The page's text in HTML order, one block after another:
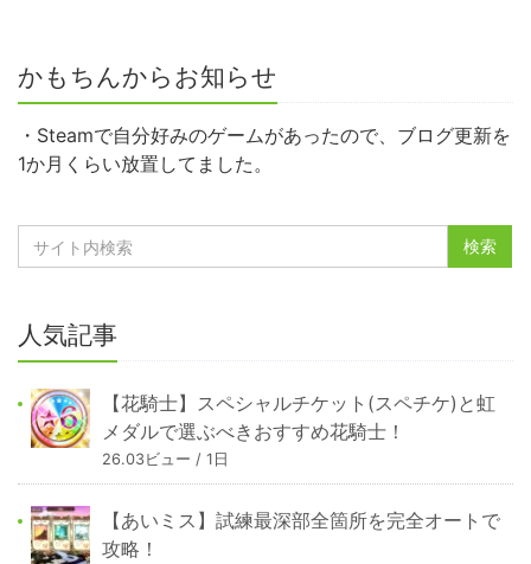
かもちんからお知らせ
・Steamで自分好みのゲームがあったので、ブログ更新を
1か月くらい放置してました。
人気記事
【花騎士】スペシャルチケット(スペチケ)と虹
メダルで選ぶべきおすすめ花騎士！
26.03ビュー / 1日
【あいミス】試練最深部全箇所を完全オートで
攻略！